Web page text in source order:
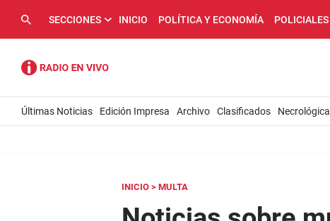
SECCIONES INICIO POLÍTICA Y ECONOMÍA POLICIALES
Últimas Noticias Edición Impresa Archivo Clasificados
INICIO > MULTA